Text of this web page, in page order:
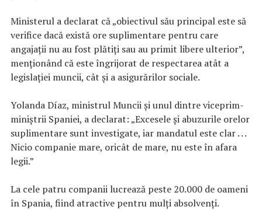
Ministerul a declarat că „obiectivul său principal este să
verifice dacă există ore suplimentare pentru care
angajații nu au fost plătiți sau au primit libere ulterior”,
menționând că este îngrijorat de respectarea atât a
legislației muncii, cât și a asigurărilor sociale.
Yolanda Díaz, ministrul Muncii și unul dintre viceprim-
miniștrii Spaniei, a declarat: „Excesele și abuzurile orelor
suplimentare sunt investigate, iar mandatul este clar . . .
Nicio companie mare, oricât de mare, nu este în afara
legii.”
La cele patru companii lucrează peste 20.000 de oameni
în Spania, fiind atractive pentru mulți absolvenți.